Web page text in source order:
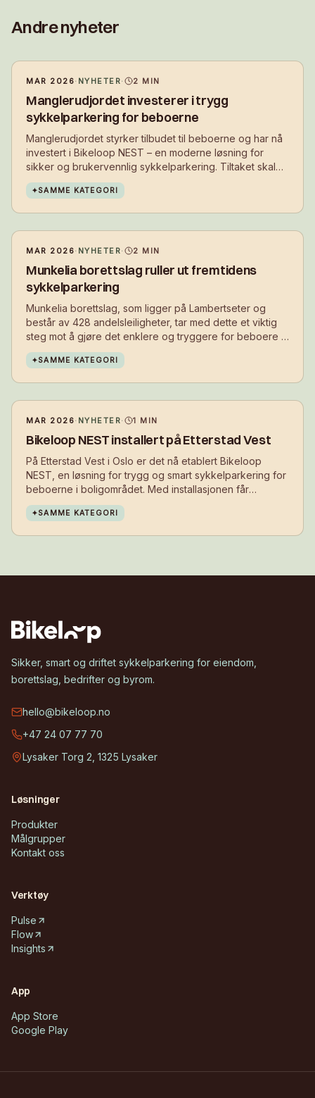
Andre nyheter
MAR 2026· NYHETER· 2 MIN
Manglerudjordet investerer i trygg
sykkelparkering for beboerne
Manglerudjordet styrker tilbudet til beboerne og har nå
investert i Bikeloop NEST – en moderne løsning for
sikker og brukervennlig sykkelparkering. Tiltaket skal
gjøre det enklere å velge sykkel i hverdagen, samtidig
som det bidrar til et ryddigere og mer attraktivt bomiljø.
✦SAMME KATEGORI
MAR 2026· NYHETER· 2 MIN
Munkelia borettslag ruller ut fremtidens
sykkelparkering
Munkelia borettslag, som ligger på Lambertseter og
består av 428 andelsleiligheter, tar med dette et viktig
steg mot å gjøre det enklere og tryggere for beboere å
velge sykkelen i hverdagen.
✦SAMME KATEGORI
MAR 2026· NYHETER· 1 MIN
Bikeloop NEST installert på Etterstad Vest
På Etterstad Vest i Oslo er det nå etablert Bikeloop
NEST, en løsning for trygg og smart sykkelparkering for
beboerne i boligområdet. Med installasjonen får
beboerne et sikkert sted å parkere sykkelen i
hverdagen – tett på der de bor.
✦SAMME KATEGORI
Sikker, smart og driftet sykkelparkering for eiendom,
borettslag, bedrifter og byrom.
hello@bikeloop.no
+47 24 07 77 70
Lysaker Torg 2, 1325 Lysaker
Løsninger
Produkter
Målgrupper
Kontakt oss
Verktøy
Pulse
Flow
Insights
App
App Store
Google Play